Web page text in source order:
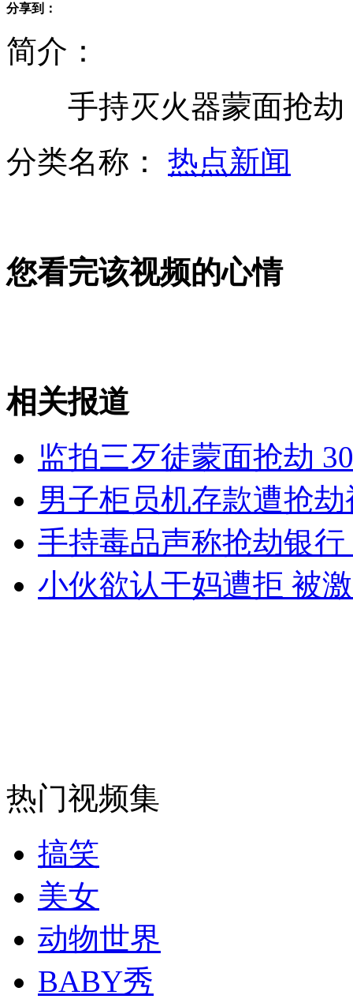
老贼写工作日记 偷3毛也入账
男女互相掩护 偷走店主六万三
山西运城恶犬咬伤多人 警民合力深夜将其击毙
女孩北京地铁殴打老人 痛下狠手拳打脚踢
安徽一实载49人客车翻车
走！跟着总书记去植树
消防员救轻生者 花炮节热闹非凡
分享到：
简介：
手持灭火器蒙面抢劫
分类名称： 热点新闻
您看完该视频的心情
相关报道
监拍三歹徒蒙面抢劫
男子柜员机存款遭抢
手持毒品声称抢劫银
小伙欲认干妈遭拒 被
热门视频集
搞笑
美女
动物世界
BABY秀